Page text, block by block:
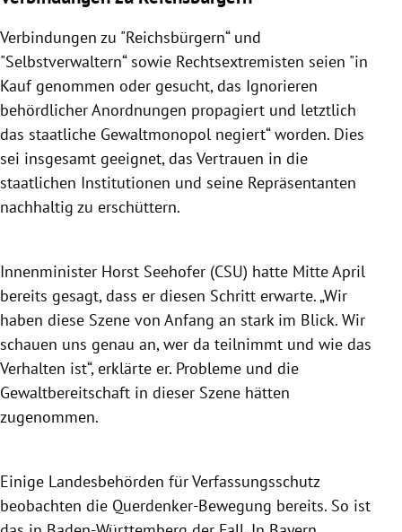
Verbindungen zu "Reichsbürgern“ und
"Selbstverwaltern“ sowie Rechtsextremisten seien "in
Kauf genommen oder gesucht, das Ignorieren
behördlicher Anordnungen propagiert und letztlich
das staatliche Gewaltmonopol negiert“ worden. Dies
sei insgesamt geeignet, das Vertrauen in die
staatlichen Institutionen und seine Repräsentanten
nachhaltig zu erschüttern.
Innenminister Horst Seehofer (CSU) hatte Mitte April
bereits gesagt, dass er diesen Schritt erwarte. „Wir
haben diese Szene von Anfang an stark im Blick. Wir
schauen uns genau an, wer da teilnimmt und wie das
Verhalten ist“, erklärte er. Probleme und die
Gewaltbereitschaft in dieser Szene hätten
zugenommen.
Einige Landesbehörden für Verfassungsschutz
beobachten die Querdenker-Bewegung bereits. So ist